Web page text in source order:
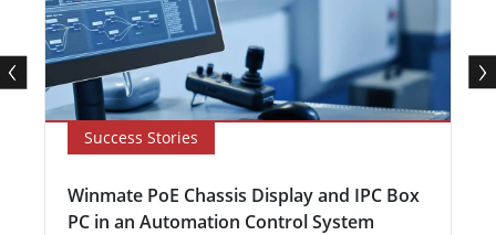
Success Stories
Winmate PoE Chassis Display and IPC Box
PC in an Automation Control System